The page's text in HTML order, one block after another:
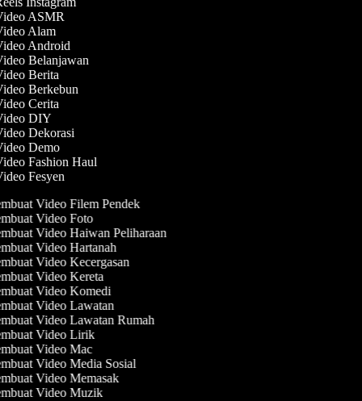
ASMR
Alam
Android
Belanjawan
Berita
Berkebun
Cerita
DIY
Dekorasi
Demo
Fashion Haul
Fesyen
Video Filem Pendek
Video Foto
Video Haiwan Peliharaan
Video Hartanah
Video Kecergasan
Video Kereta
Video Komedi
Video Lawatan
Video Lawatan Rumah
Video Lirik
Video Mac
Video Media Sosial
Video Memasak
Video Muzik